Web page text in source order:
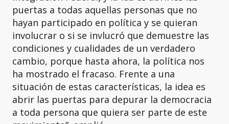
puertas a todas aquellas personas que no
hayan participado en política y se quieran
involucrar o si se invlucró que demuestre las
condiciones y cualidades de un verdadero
cambio, porque hasta ahora, la política nos
ha mostrado el fracaso. Frente a una
situación de estas características, la idea es
abrir las puertas para depurar la democracia
a toda persona que quiera ser parte de este